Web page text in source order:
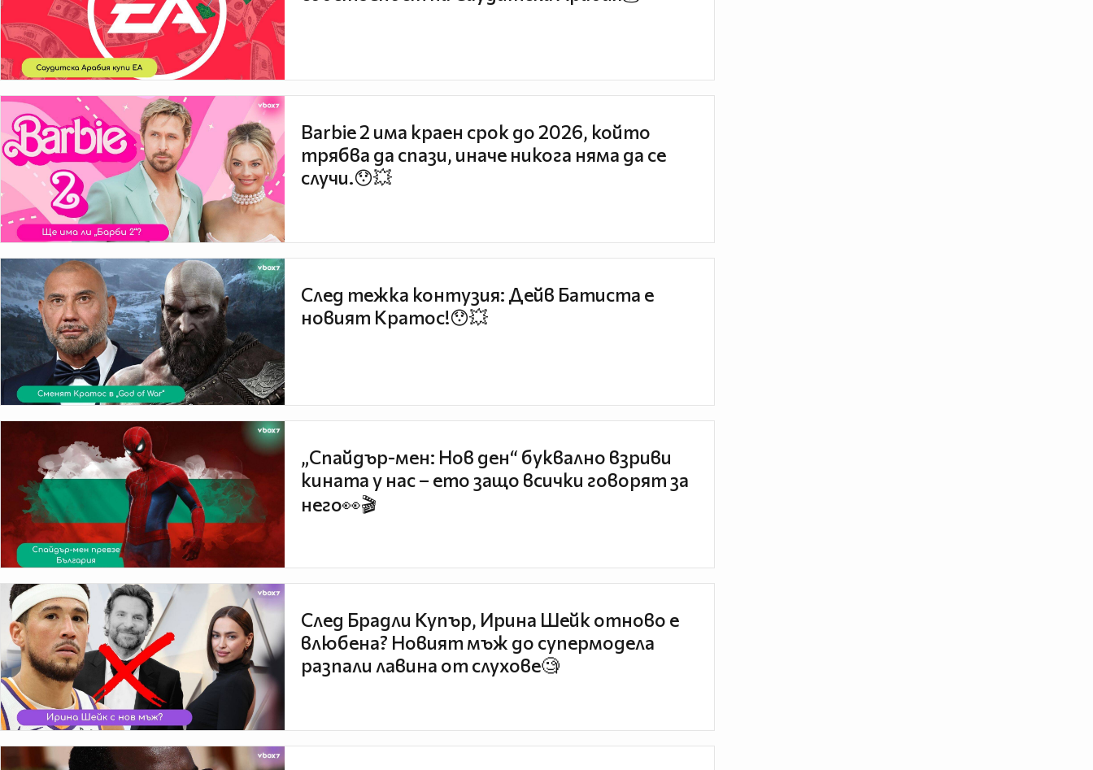
Barbie 2 има краен срок до 2026, който
трябва да спази, иначе никога няма да се
случи.😯💥
След тежка контузия: Дейв Батиста е
новият Кратос!😯💥
„Спайдър-мен: Нов ден“ буквално взриви
кината у нас – ето защо всички говорят за
него👀🎬
След Брадли Купър, Ирина Шейк отново е
влюбена? Новият мъж до супермодела
разпали лавина от слухове🧐